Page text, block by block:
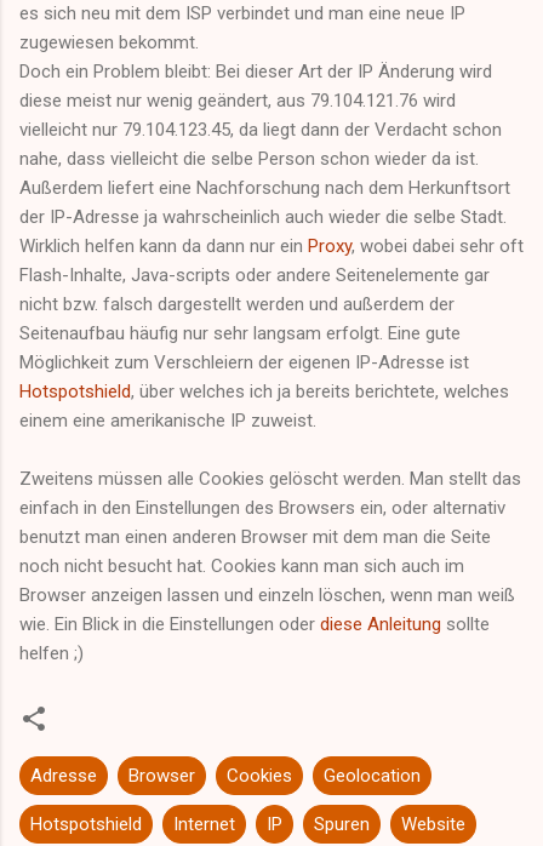
es sich neu mit dem ISP verbindet und man eine neue IP
zugewiesen bekommt.
Doch ein Problem bleibt: Bei dieser Art der IP Änderung wird
diese meist nur wenig geändert, aus 79.104.121.76 wird
vielleicht nur 79.104.123.45, da liegt dann der Verdacht schon
nahe, dass vielleicht die selbe Person schon wieder da ist.
Außerdem liefert eine Nachforschung nach dem Herkunftsort
der IP-Adresse ja wahrscheinlich auch wieder die selbe Stadt.
Wirklich helfen kann da dann nur ein Proxy, wobei dabei sehr oft
Flash-Inhalte, Java-scripts oder andere Seitenelemente gar
nicht bzw. falsch dargestellt werden und außerdem der
Seitenaufbau häufig nur sehr langsam erfolgt. Eine gute
Möglichkeit zum Verschleiern der eigenen IP-Adresse ist
Hotspotshield, über welches ich ja bereits berichtete, welches
einem eine amerikanische IP zuweist.
Zweitens müssen alle Cookies gelöscht werden. Man stellt das
einfach in den Einstellungen des Browsers ein, oder alternativ
benutzt man einen anderen Browser mit dem man die Seite
noch nicht besucht hat. Cookies kann man sich auch im
Browser anzeigen lassen und einzeln löschen, wenn man weiß
wie. Ein Blick in die Einstellungen oder diese Anleitung sollte
helfen ;)
Adresse Browser Cookies Geolocation
Hotspotshield Internet IP Spuren Website